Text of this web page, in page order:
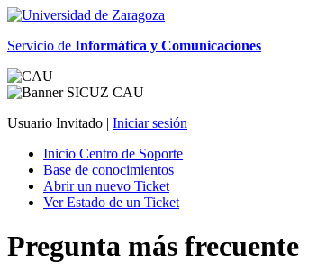
Servicio de Informática y Comunicaciones
Usuario Invitado | Iniciar sesión
Inicio Centro de Soporte
Base de conocimientos
Abrir un nuevo Ticket
Ver Estado de un Ticket
Pregunta más frecuente